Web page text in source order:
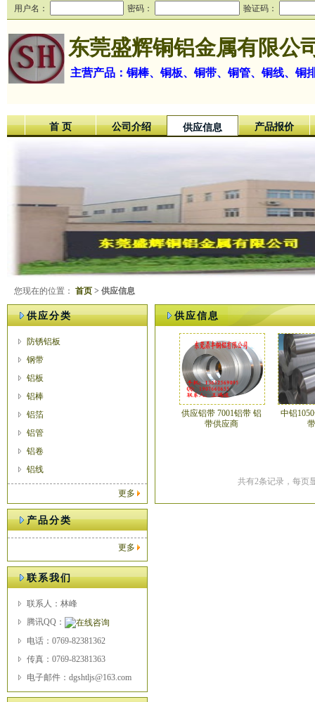
用户名： 密码： 验证码：
东莞盛辉铜铝金属有限公
主营产品：铜棒、铜板、铜带、铜管、铜线、铜
首 页 公司介绍 供应信息 产品报价
您现在的位置： 首页 > 供应信息
供应分类
防锈铝板
钢带
铝板
铝棒
铝箔
铝管
铝卷
铝线
更多
产品分类
更多
联系我们
联系人：林峰
腾讯QQ：
电话：0769-82381362
传真：0769-82381363
电子邮件：dgshtljs@163.com
供应信息
供应铝带 7001铝带 铝
带供应商
中铝
共有2条记录，每页